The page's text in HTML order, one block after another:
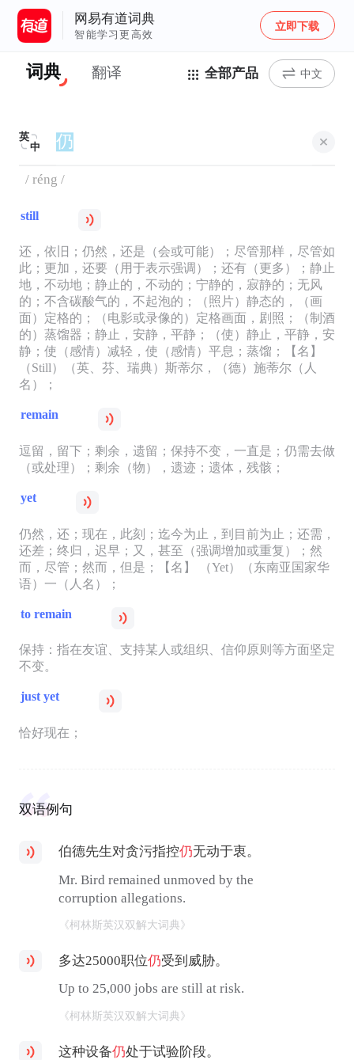
网易有道词典
智能学习更高效
立即下载
词典 翻译 全部产品 中文
英
中
/ réng /
still
还，依旧；仍然，还是（会或可能）；尽管那样，尽管如
此；更加，还要（用于表示强调）；还有（更多）；静止
地，不动地；静止的，不动的；宁静的，寂静的；无风
的；不含碳酸气的，不起泡的；（照片）静态的，（画
面）定格的；（电影或录像的）定格画面，剧照；（制酒
的）蒸馏器；静止，安静，平静；（使）静止，平静，安
静；使（感情）减轻，使（感情）平息；蒸馏；【名】
（Still）（英、芬、瑞典）斯蒂尔，（德）施蒂尔（人
名）；
remain
逗留，留下；剩余，遗留；保持不变，一直是；仍需去做
（或处理）；剩余（物），遗迹；遗体，残骸；
yet
仍然，还；现在，此刻；迄今为止，到目前为止；还需，
还差；终归，迟早；又，甚至（强调增加或重复）；然
而，尽管；然而，但是；【名】 （Yet）（东南亚国家华
语）一（人名）；
to remain
保持：指在友谊、支持某人或组织、信仰原则等方面坚定
不变。
just yet
恰好现在；
双语例句
伯德先生对贪污指控仍无动于衷。
Mr. Bird remained unmoved by the
corruption allegations.
《柯林斯英汉双解大词典》
多达25000职位仍受到威胁。
Up to 25,000 jobs are still at risk.
《柯林斯英汉双解大词典》
这种设备仍处于试验阶段。